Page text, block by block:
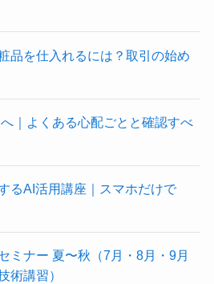
品を仕入れるには？取引の始め
｜よくある心配ごとと確認すべ
るAI活用講座｜スマホだけで
ミナー 夏〜秋（7月・8月・9月
術講習）